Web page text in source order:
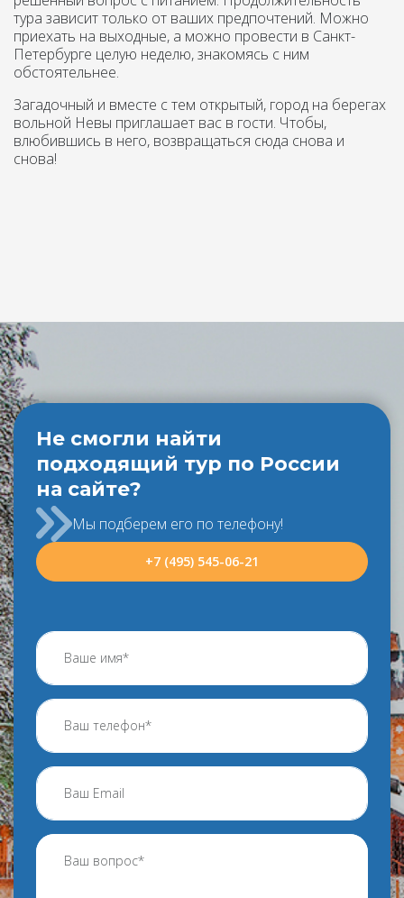
тура зависит только от ваших предпочтений. Можно
приехать на выходные, а можно провести в Санкт-
Петербурге целую неделю, знакомясь с ним
обстоятельнее.
Загадочный и вместе с тем открытый, город на берегах
вольной Невы приглашает вас в гости. Чтобы,
влюбившись в него, возвращаться сюда снова и
снова!
Не смогли найти
подходящий тур по России
на сайте?
Мы подберем его по телефону!
+7 (495) 545-06-21